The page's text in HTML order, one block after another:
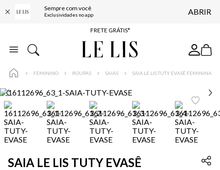
Sempre com você
Exclusividades no app ABRIR
ENTREGA EXPRESSA*
FRETE GRÁTIS*
BAIXE O APP
FEMININO ROUPAS SAIAS SAIA LE LIS TUTY EVASÊ FEMININA
SAIA LE LIS TUTY EVASÊ